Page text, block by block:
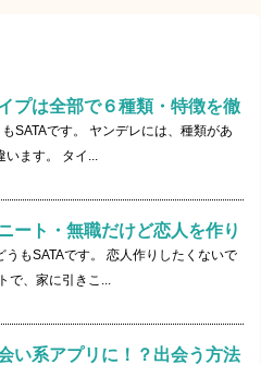
プは全部で６種類・特徴を徹
もSATAです。 ヤンデレには、種類があ
ます。 タイ...
ート・無職だけど恋人を作り
うもSATAです。 恋人作りしたくないで
で、家に引きこ...
い系アプリに！？出会う方法